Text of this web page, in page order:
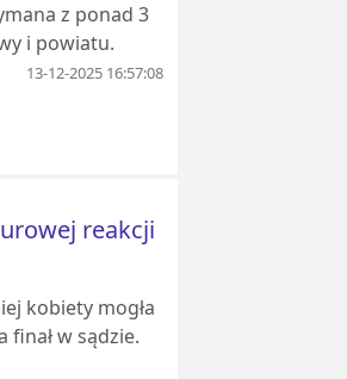
z ponad 3
i powiatu.
13-12-2025 16:57:08
reakcji
kobiety mogła
finał w sądzie.